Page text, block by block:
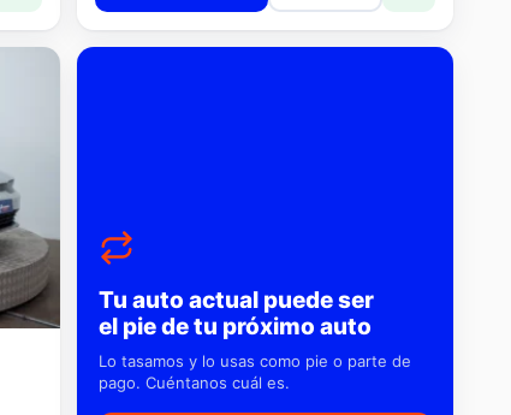
Tu auto actual puede ser
el pie de tu próximo auto
Lo tasamos y lo usas como pie o parte de
pago. Cuéntanos cuál es.